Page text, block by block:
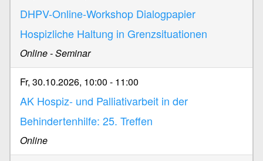
DHPV-Online-Workshop Dialogpapier
Hospizliche Haltung in Grenzsituationen
Online - Seminar
Fr, 30.10.2026, 10:00 - 11:00
AK Hospiz- und Palliativarbeit in der
Behindertenhilfe: 25. Treffen
Online